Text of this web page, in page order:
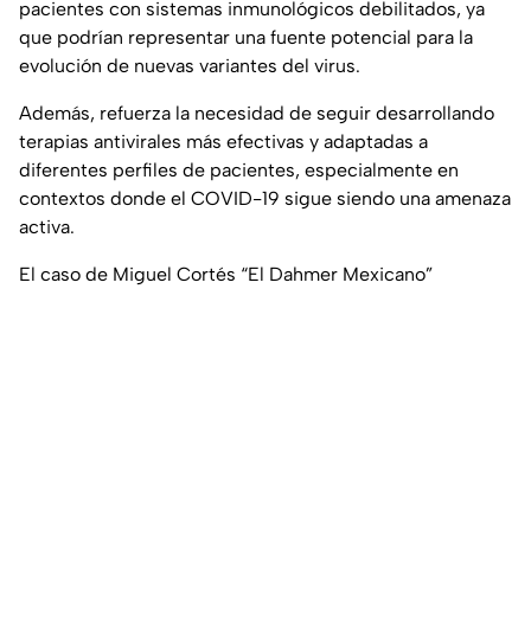
pacientes con sistemas inmunológicos debilitados, ya
que podrían representar una fuente potencial para la
evolución de nuevas variantes del virus.
Además, refuerza la necesidad de seguir desarrollando
terapias antivirales más efectivas y adaptadas a
diferentes perfiles de pacientes, especialmente en
contextos donde el COVID-19 sigue siendo una amenaza
activa.
El caso de Miguel Cortés “El Dahmer Mexicano”